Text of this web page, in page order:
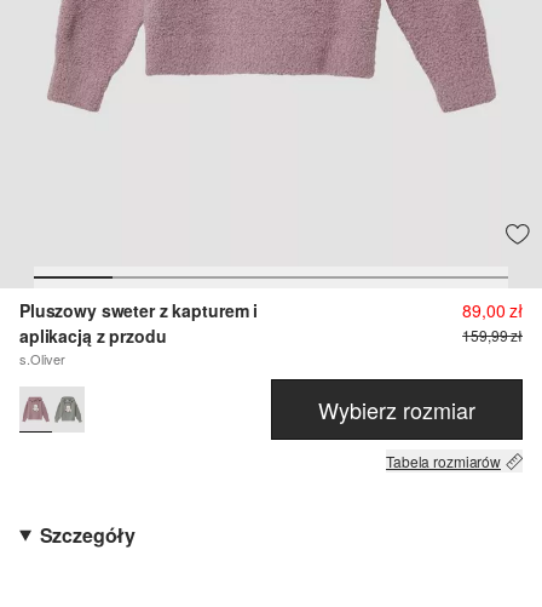
Pluszowy sweter z kapturem i
aplikacją z przodu
s.Oliver
89,00 zł
159,99 zł
Wybierz rozmiar
Tabela rozmiarów
Szczegóły